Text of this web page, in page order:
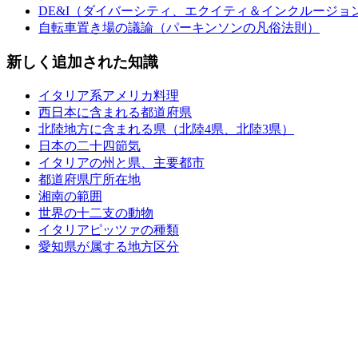
DE&I（ダイバーシティ、エクイティ＆インクルージョ
自転車置き場の議論（パーキンソンの凡俗法則）
新しく追加された知識
イタリア系アメリカ料理
西日本に含まれる都道府県
北陸地方に含まれる県（北陸4県、北陸3県）
日本の二十四節気
イタリアの州と県、主要都市
都道府県庁所在地
湘南の範囲
世界の十二支の動物
イタリアピッツァの種類
愛知県が属する地方区分